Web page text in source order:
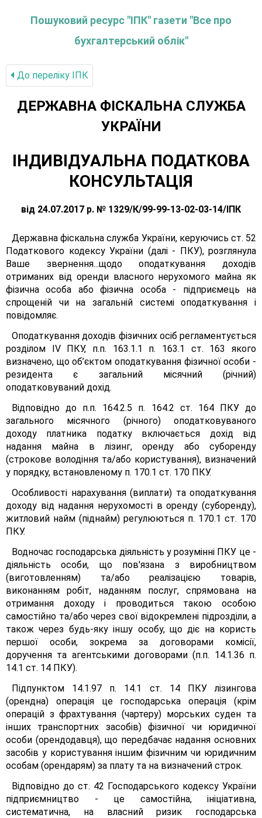
Пошуковий ресурс "ІПК" газети "Все про
бухгалтерський облік"
До переліку IПК
ДЕРЖАВНА ФІСКАЛЬНА СЛУЖБА
УКРАЇНИ
ІНДИВІДУАЛЬНА ПОДАТКОВА
КОНСУЛЬТАЦІЯ
від 24.07.2017 р. № 1329/К/99-99-13-02-03-14/ІПК
Державна фіскальна служба України, керуючись ст. 52
Податкового кодексу України (далі - ПКУ), розглянула
Ваше звернення...щодо оподаткування доходів
отриманих від оренди власного нерухомого майна як
фізична особа або фізична особа - підприємець на
спрощеній чи на загальній системі оподаткування і
повідомляє.
Оподаткування доходів фізичних осіб регламентується
розділом IV ПКУ, п.п. 163.1.1 п. 163.1 ст. 163 якого
визначено, що об’єктом оподаткування фізичної особи -
резидента є загальний місячний (річний)
оподатковуваний дохід.
Відповідно до п.п. 164.2.5 п. 164.2 ст. 164 ПКУ до
загального місячного (річного) оподатковуваного
доходу платника податку включається дохід від
надання майна в лізинг, оренду або суборенду
(строкове володіння та/або користування), визначений
у порядку, встановленому п. 170.1 ст. 170 ПКУ.
Особливості нарахування (виплати) та оподаткування
доходу від надання нерухомості в оренду (суборенду),
житловий найм (піднайм) регулюються п. 170.1 ст. 170
ПКУ.
Водночас господарська діяльність у розумінні ПКУ це -
діяльність особи, що пов'язана з виробництвом
(виготовленням) та/або реалізацією товарів,
виконанням робіт, наданням послуг, спрямована на
отримання доходу і проводиться такою особою
самостійно та/або через свої відокремлені підрозділи, а
також через будь-яку іншу особу, що діє на користь
першої особи, зокрема за договорами комісії,
доручення та агентськими договорами (п.п. 14.1.36 п.
14.1 ст. 14 ПКУ).
Підпунктом 14.1.97 п. 14.1 ст. 14 ПКУ лізингова
(орендна) операція це господарська операція (крім
операцій з фрахтування (чартеру) морських суден та
інших транспортних засобів) фізичної чи юридичної
особи (орендодавця), що передбачає надання основних
засобів у користування іншим фізичним чи юридичним
особам (орендарям) за плату та на визначений строк.
Відповідно до ст. 42 Господарського кодексу України
підприємництво - це самостійна, ініціативна,
систематична, на власний ризик господарська